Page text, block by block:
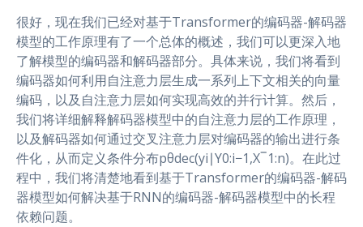
很好，现在我们已经对基于Transformer的编码器-解码器
模型的工作原理有了一个总体的概述，我们可以更深入地
了解模型的编码器和解码器部分。具体来说，我们将看到
编码器如何利用自注意力层生成一系列上下文相关的向量
编码，以及自注意力层如何实现高效的并行计算。然后，
我们将详细解释解码器模型中的自注意力层的工作原理，
以及解码器如何通过交叉注意力层对编码器的输出进行条
件化，从而定义条件分布pθdec(yi∣Y0:i−1,X‾1:n)。在此过
程中，我们将清楚地看到基于Transformer的编码器-解码
器模型如何解决基于RNN的编码器-解码器模型中的长程
依赖问题。